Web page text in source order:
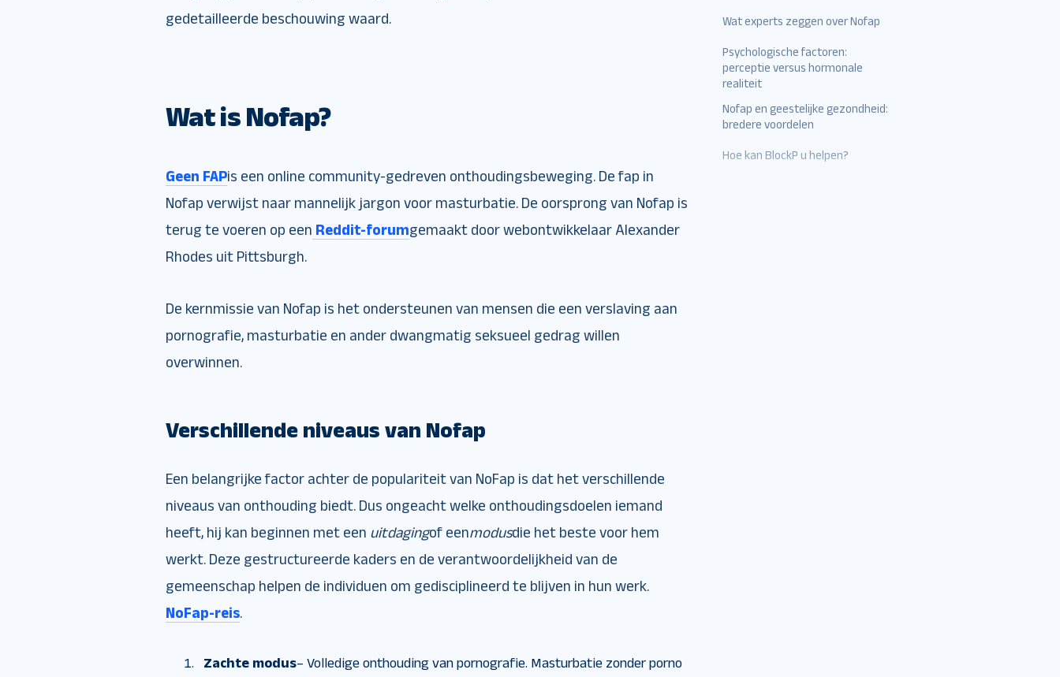
gedetailleerde beschouwing waard.
Wat is Nofap?
Geen FAPis een online community-gedreven onthoudingsbeweging. De fap in
Nofap verwijst naar mannelijk jargon voor masturbatie. De oorsprong van Nofap is
terug te voeren op een Reddit-forumgemaakt door webontwikkelaar Alexander
Rhodes uit Pittsburgh.
De kernmissie van Nofap is het ondersteunen van mensen die een verslaving aan
pornografie, masturbatie en ander dwangmatig seksueel gedrag willen
overwinnen.
Verschillende niveaus van Nofap
Een belangrijke factor achter de populariteit van NoFap is dat het verschillende
niveaus van onthouding biedt. Dus ongeacht welke onthoudingsdoelen iemand
heeft, hij kan beginnen met een uitdagingof eenmodusdie het beste voor hem
werkt. Deze gestructureerde kaders en de verantwoordelijkheid van de
gemeenschap helpen de individuen om gedisciplineerd te blijven in hun werk.
NoFap-reis.
Zachte modus– Volledige onthouding van pornografie. Masturbatie zonder porno
Wat beïnvloedt
Verhoogt Nofap
Initiële piek- en
kortetermijntestosteronpieken
Masturbatie en
testosteronschommelingen
Geen langdurige toename –
Wat experts zeggen over Nofap
Psychologische factoren:
perceptie versus hormonale
realiteit
Nofap en geestelijke gezondheid:
bredere voordelen
Hoe kan BlockP u helpen?